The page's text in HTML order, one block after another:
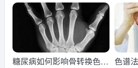
索
糖尿病如何影响骨转换色谱 色谱